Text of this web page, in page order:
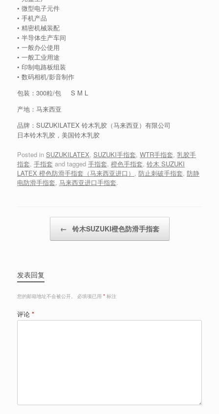
• 微型电子元件
• 手机产品
• 精密机械装配
• 半导体生产车间
• 一般办公使用
• 一般工业用途
• 印制电路板组装
• 数码相机/影音制作
包装：300粒/包 S M L
产地：马来西亚
品牌：SUZUKILATEX 铃木乳胶（马来西亚）有限公司
日本铃木乳胶，美国铃木乳胶
Posted in SUZUKILATEX, SUZUKI手指套, WTR手指套, 乳胶手
指套, 手指套 and tagged 手指套, 橙色手指套, 铃木 SUZUKI
LATEX 橙色防滑手指套（马来西亚进口） , 防止刺破手指套, 防静
电防滑手指套, 马来西亚进口手指套.
← 铃木SUZUKI橙色防滑手指套
发表回复
您的邮箱地址不会被公开。 必填项已用 * 标注
评论 *